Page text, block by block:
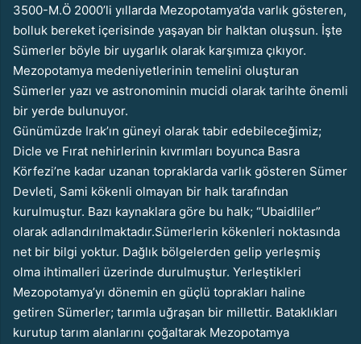
3500-M.Ö 2000’li yıllarda Mezopotamya’da varlık gösteren,
bolluk bereket içerisinde yaşayan bir halktan oluşsun. İşte
Sümerler böyle bir uygarlık olarak karşımıza çıkıyor.
Mezopotamya medeniyetlerinin temelini oluşturan
Sümerler yazı ve astronominin mucidi olarak tarihte önemli
bir yerde bulunuyor.
Günümüzde Irak’ın güneyi olarak tabir edebileceğimiz;
Dicle ve Fırat nehirlerinin kıvrımları boyunca Basra
Körfezi’ne kadar uzanan topraklarda varlık gösteren Sümer
Devleti, Sami kökenli olmayan bir halk tarafından
kurulmuştur. Bazı kaynaklara göre bu halk; “Ubaidliler”
olarak adlandırılmaktadır.Sümerlerin kökenleri noktasında
net bir bilgi yoktur. Dağlık bölgelerden gelip yerleşmiş
olma ihtimalleri üzerinde durulmuştur. Yerleştikleri
Mezopotamya’yı dönemin en güçlü toprakları haline
getiren Sümerler; tarımla uğraşan bir millettir. Bataklıkları
kurutup tarım alanlarını çoğaltarak Mezopotamya